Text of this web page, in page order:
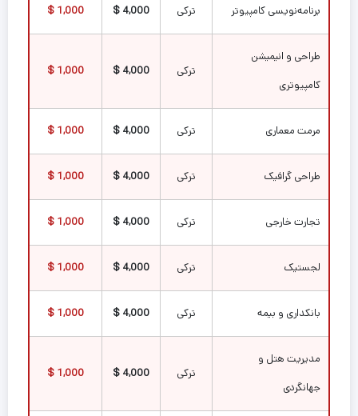
برنامه‌نویسی کامپیوتر ترکی 4,000 $
1,000 $
طراحی و انیمیشن
کامپیوتری
ترکی 4,000 $
1,000 $
مرمت معماری ترکی 4,000 $
1,000 $
طراحی گرافیک ترکی 4,000 $
1,000 $
تجارت خارجی ترکی 4,000 $
1,000 $
لجستیک ترکی 4,000 $
1,000 $
بانکداری و بیمه ترکی 4,000 $
1,000 $
مدیریت هتل و
جهانگردی
ترکی 4,000 $
1,000 $